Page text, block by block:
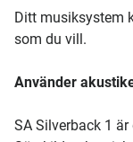
Ditt musiksystem
som du vill.
Använder
SA Silverback 1